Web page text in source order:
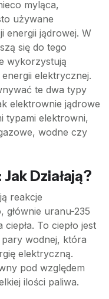
myląca,
używane
energii jądrowej. W
się do tego
wykorzystują
elektrycznej.
te dwa typy
elektrownie jądrowe
typami elektrowni,
wodne czy
Działają?
reakcje
głównie uranu-235
To ciepło jest
wodnej, która
elektryczną.
pod względem
ilości paliwa.